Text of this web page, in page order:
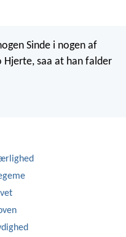
Sinde i nogen af
saa at han falder